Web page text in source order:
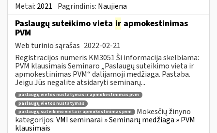
Metai: 2021 Pagrindinis: Naujiena
Paslaugų suteikimo vieta ir apmokestinimas
PVM
Web turinio sąrašas 2022-02-21
Registracijos numeris KM3051 Ši informacija skelbiama:
PVM klausimais Seminaro „Paslaugų suteikimo vieta ir
apmokestinimas PVM“ dalijamoji medžiaga. Pastaba.
Jeigu Jūs negalite atsidaryti seminarų...
paslaugų vietos nustatymas ir apmokestinimas pvm
paslaugų vietos nustatymas
paslaugų suteikimo vieta ir apmokestinimas pvm
Mokesčių žinyno
kategorijos:VMI seminarai » Seminarų medžiaga » PVM
klausimais